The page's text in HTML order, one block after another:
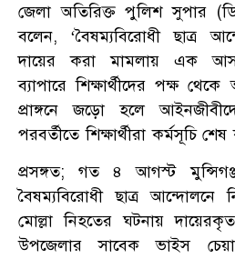
জেলা অতিরিক্ত পুলিশ সুপার
বলেন, ‘বৈষম্যবিরোধী ছাত্র
দায়ের করা মামলায় এক
ব্যাপারে শিক্ষার্থীদের পক্ষ
প্রাঙ্গনে জড়ো হলে
পরবর্তীতে শিক্ষার্থীরা কর্মসূচি
প্রসঙ্গত; গত ৪ আগস্ট
বৈষম্যবিরোধী ছাত্র
মোল্লা নিহতের ঘটনায়
উপজেলার সাবেক ভাইস